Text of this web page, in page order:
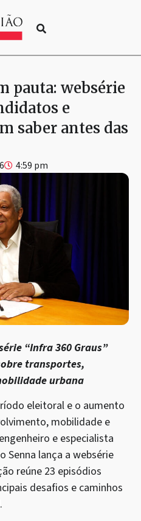
pauta: websérie
e
saber antes das
4:59 pm
“Infra 360 Graus”
transportes,
urbana
eleitoral e o aumento
mobilidade e
e especialista
Senna lança a websérie
reúne 23 episódios
desafios e caminhos